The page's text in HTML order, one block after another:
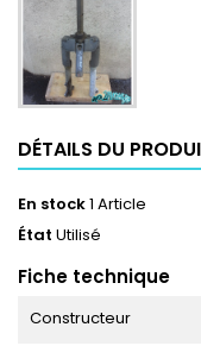
DÉTAILS DU
En stock1 Article
État Utilisé
Fiche technique
Constructeur